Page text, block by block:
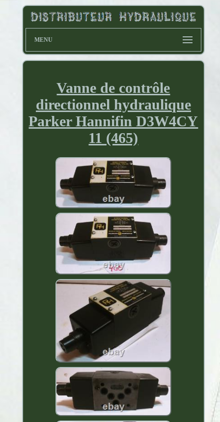
MENU
Vanne de contrôle
directionnel hydraulique
Parker Hannifin D3W4CY
11 (465)